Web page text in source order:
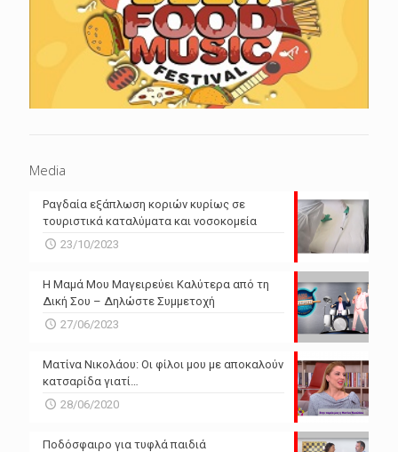
Media
Ραγδαία εξάπλωση κοριών κυρίως σε
τουριστικά καταλύματα και νοσοκομεία
23/10/2023
Η Μαμά Μου Μαγειρεύει Καλύτερα από τη
Δική Σου – Δηλώστε Συμμετοχή
27/06/2023
Ματίνα Νικολάου: Οι φίλοι μου με αποκαλούν
κατσαρίδα γιατί…
28/06/2020
Ποδόσφαιρο για τυφλά παιδιά